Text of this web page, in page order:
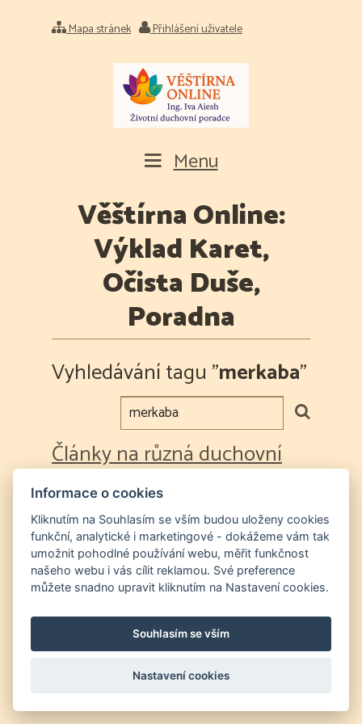
Mapa stránek Přihlášení uživatele
Menu
Věštírna Online:
Výklad Karet,
Očista Duše,
Poradna
Vyhledávání tagu "merkaba"
Články na různá duchovní
témata
11/21/2024
* Kroky ke zvýšení vibrací * Dost bylo ezoterních
masek * Merkaba * Kolektivní vědomí *
Symptomy spirituálního probuzení
zvyseni vibraci
probuzeni
merkaba
duchovno
Informace o cookies
Kliknutím na Souhlasím se vším budou uloženy cookies
funkční, analytické i marketingové - dokážeme vám tak
umožnit pohodlné používání webu, měřit funkčnost
našeho webu i vás cílit reklamou. Své preference
můžete snadno upravit kliknutím na Nastavení cookies.
Souhlasím se vším
Nastavení cookies